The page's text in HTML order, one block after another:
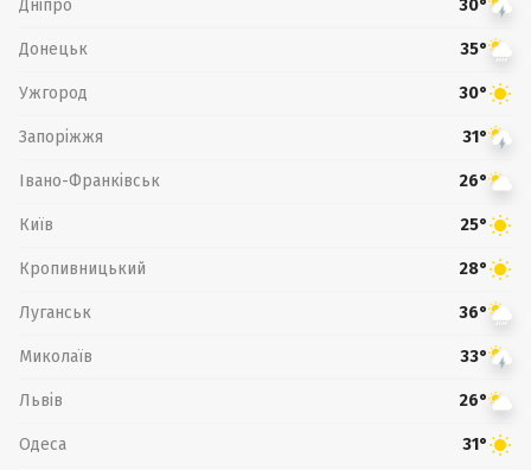
Дніпро 30°
Донецьк 35°
Ужгород 30°
Запоріжжя 31°
Івано-Франківськ 26°
Київ 25°
Кропивницький 28°
Луганськ 36°
Миколаїв 33°
Львів 26°
Одеса 31°